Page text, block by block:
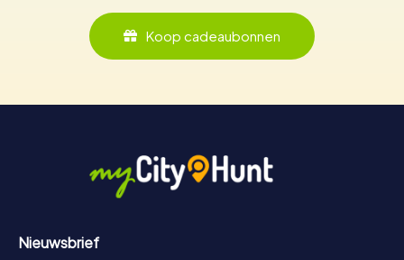
Koop cadeaubonnen
Nieuwsbrief